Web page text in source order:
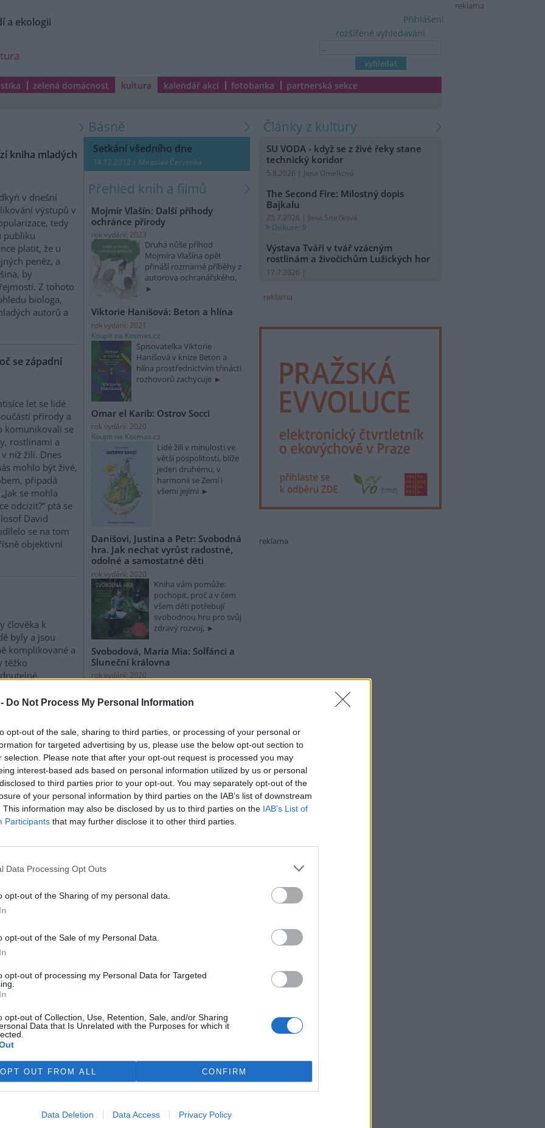
Do Not Process My Personal Information
opt-out of the sale, sharing to third parties, or processing of your personal or
for targeted advertising by us, please use the below opt-out section to
selection. Please note that after your opt-out request is processed you may
interest-based ads based on personal information utilized by us or personal
to third parties prior to your opt-out. You may separately opt-out of the
of your personal information by third parties on the IAB’s list of downstream
This information may also be disclosed by us to third parties on the IAB’s List of
Participants that may further disclose it to other third parties.
Data Processing Opt Outs
opt-out of the Sharing of my personal data.
opt-out of the Sale of my Personal Data.
opt-out of processing my Personal Data for Targeted
opt-out of Collection, Use, Retention, Sale, and/or Sharing
Data that Is Unrelated with the Purposes for which it
OPT OUT FROM ALL CONFIRM
Data Deletion Data Access Privacy Policy
reklama
a ekologii
rozšířené vyhledávání
Přihlášení
zelená domácnost kultura kalendář akcí fotobanka partnerská sekce
kniha mladých
v dnešní
výstupů v
tedy
publiku
platit, že u
peněz, a
by
Z tohoto
biologa,
autorů a
se západní
let se lidé
přírody a
komunikovali se
rostlinami a
níž žili. Dnes
mohlo být živé,
připadá
se mohla
odcizit?“ ptá se
David
se na tom
objektivní
člověka k
byly a jsou
komplikované a
těžko
sledovat,
na specifický
přírody v umění
"Po
ornamentu" v
pro člověka?
dopravy.
pro pěší a
a lidmi,“ tvrdí
a práci
promítán v
pracující v terénu
mají mimořádné
krajiny, stejně
k ní a jsou
co běžný
či půvabů.
nějakou
nějaké
Básně
Setkání všedního dne
14.12.2012 | Miroslav Červenka
Přehled knih a filmů
Mojmír Vlašín: Další příhody
ochránce přírody
rok vydání: 2023
Druhá nůše příhod
Mojmíra Vlašína opět
přináší rozmarné příběhy z
autorova ochranářského,
Viktorie Hanišová: Beton a hlína
rok vydání: 2021
Koupit na Kosmas.cz
Spisovatelka Viktorie
Hanišová v knize Beton a
hlína prostřednictvím třinácti
rozhovorů zachycuje
Omar el Karib: Ostrov Socci
rok vydání: 2020
Koupit na Kosmas.cz
Lidé žili v minulosti ve
větší pospolitosti, blíže
jeden druhému, v
harmonii se Zemí i
všemi jejími
Danišovi, Justina a Petr: Svobodná
hra. Jak nechat vyrůst radostné,
odolné a samostatné děti
rok vydání: 2020
Kniha vám pomůže:
pochopit, proč a v čem
všem děti potřebují
svobodnou hru pro svůj
zdravý rozvoj,
Svobodová, Maria Mia: Solfánci a
Sluneční královna
rok vydání: 2020
stvoření, jejichž domovem
je celý vesmír a jejichž
Palán, Aleš; Šibík, Jan: Raději
zešílet v divočině: Setkání s
šumavskými samotáři
rok vydání: 2018
Koupit na Kosmas.cz
Někteří si postavili v lese
chýši, jiní žijí v maringotkách,
Blahušová, Anita: Zahrada žije –
rok vydání: 2018
napojte je na přírodu! Užijte
články z kultury
SU VODA - když se z živé řeky stane
technický koridor
5.8.2026 | Jana Omelková
The Second Fire: Milostný dopis
Bajkalu
25.7.2026 | Jana Smrčková
Diskuse: 9
Výstava Tváří v tvář vzácným
rostlinám a živočichům Lužických hor
17.7.2026 |
reklama
reklama